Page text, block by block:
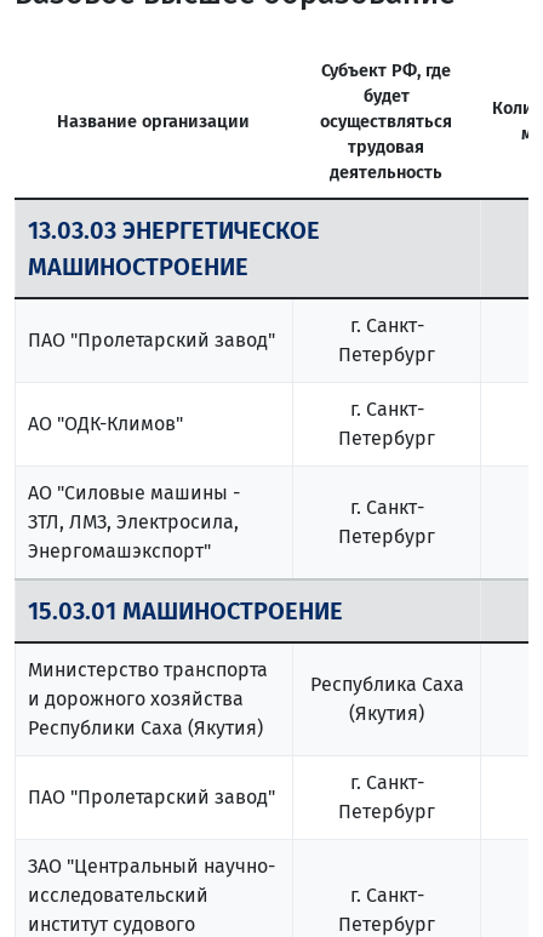
Название организации
Субъект РФ, где
будет
осуществляться
трудовая
деятельность
13.03.03 ЭНЕРГЕТИЧЕСКОЕ
МАШИНОСТРОЕНИЕ
ПАО "Пролетарский завод"
г. Санкт-
Петербург
АО "ОДК-Климов"
г. Санкт-
Петербург
АО "Силовые машины -
ЗТЛ, ЛМЗ, Электросила,
Энергомашэкспорт"
г. Санкт-
Петербург
15.03.01 МАШИНОСТРОЕНИЕ
Министерство транспорта
и дорожного хозяйства
Республики Саха (Якутия)
Республика Саха
(Якутия)
ПАО "Пролетарский завод"
г. Санкт-
Петербург
ЗАО "Центральный научно-
исследовательский
институт судового
г. Санкт-
Петербург